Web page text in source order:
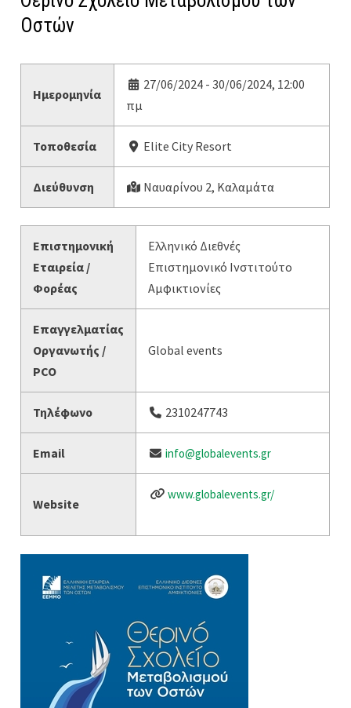
Οστών
Ημερομηνία
27/06/2024 - 30/06/2024, 12:00
πμ
Τοποθεσία Elite City Resort
Διεύθυνση Ναυαρίνου 2, Καλαμάτα
Επιστημονική
Εταιρεία /
Φορέας
Ελληνικό Διεθνές
Επιστημονικό Ινστιτούτο
Αμφικτιονίες
Επαγγελματίας
Οργανωτής /
PCO
Global events
Τηλέφωνο 2310247743
Email info@globalevents.gr
Website
www.globalevents.gr/